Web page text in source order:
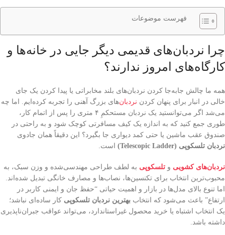
فهرست موضوعات
چرا نردبان‌های قدیمی دیگر جایی در خانه‌ها و
کارگاه‌های امروز ندارند؟
همه ما چالش جابه‌جا کردن نردبان‌های بلند مخابراتی یا پیدا کردن یک جای
خالی در انبار برای پنهان کردن نردبان‌های بزرگ آهنی را تجربه کرده‌ایم. اما چه
می‌شد اگر می‌توانستید یک نردبان مستحکمِ ۴ متری را پس از اتمام کار،
طوری جمع کنید که به اندازه یک کیف مسافرتی کوچک شود و به راحتی در
صندوق عقب ماشین یا حتی کمد دیواری جا بگیرد؟ این دقیقاً همان جادوی
نردبان تلسکوپی (Telescopic Ladder)
است.
نردبان‌های کشویی و تلسکوپی به لطف طراحی مهندسی‌شده و وزن سبک، به
محبوب‌ترین انتخاب برای تکنسین‌ها، نصاب‌ها و مصارف خانگی تبدیل شده‌اند.
اما تنوع بالای مدل‌ها در بازار و اهمیت حیاتی “حفظ جان و ایمنی کاربر در
ارتفاع” باعث می‌شود که انتخاب بهترین نردبان تلسکوپی کار ساده‌ای نباشد؛
یک انتخاب اشتباه یا خرید محصول غیراستاندارد، می‌تواند عواقب جبران‌ناپذیری
داشته باشد.